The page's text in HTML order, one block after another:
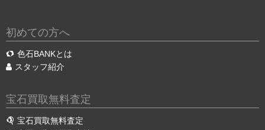
初めての方へ
色石BANKとは
スタッフ紹介
宝石買取無料査定
宝石買取無料査定